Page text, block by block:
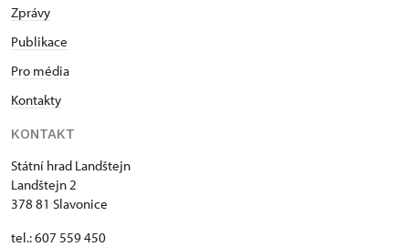
Zprávy
Publikace
Pro média
Kontakty
KONTAKT
Státní hrad Landštejn
Landštejn 2
378 81 Slavonice
tel.: 607 559 450